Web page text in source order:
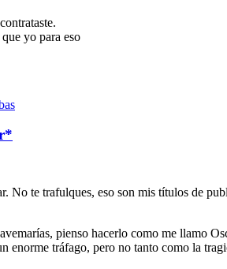
yo para eso
No te trafulques, eso son mis títulos de
pienso hacerlo como me llamo
enorme tráfago, pero no tanto como la